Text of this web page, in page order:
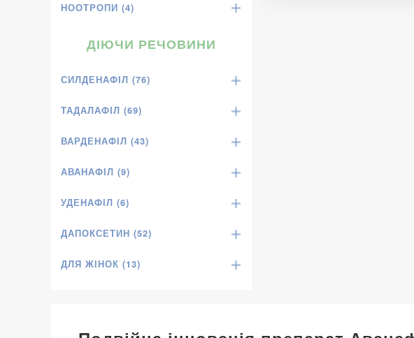
НООТРОПИ (4)
ДІЮЧИ РЕЧОВИНИ
СИЛДЕНАФІЛ (76)
ТАДАЛАФІЛ (69)
ВАРДЕНАФІЛ (43)
АВАНАФІЛ (9)
УДЕНАФІЛ (6)
ДАПОКСЕТИН (52)
ДЛЯ ЖІНОК (13)